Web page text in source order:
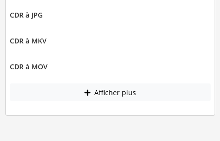
CDR à JPG
CDR à MKV
CDR à MOV
Afficher plus